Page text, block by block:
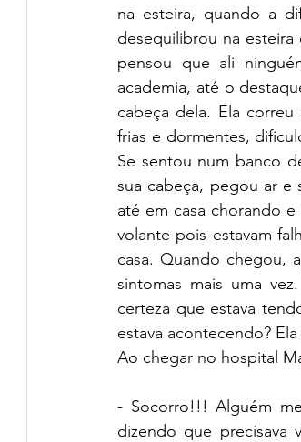
na esteira, quando a
desequilibrou na
pensou que ali
academia, até o
cabeça dela. Ela
frias e dormentes,
Se sentou num banco
sua cabeça, pegou ar e
até em casa chorando
volante pois estavam
casa. Quando chegou,
sintomas mais uma
certeza que estava
estava acontecendo?
Ao chegar no hospital
- Socorro!!! Alguém
dizendo que